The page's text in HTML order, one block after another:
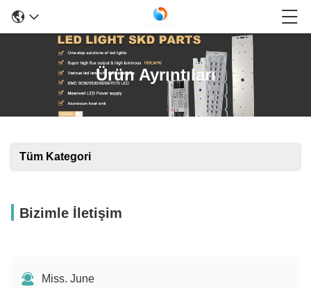
Ürün Ayrıntıları
Tüm Kategori
Bizimle İletişim
Miss. June